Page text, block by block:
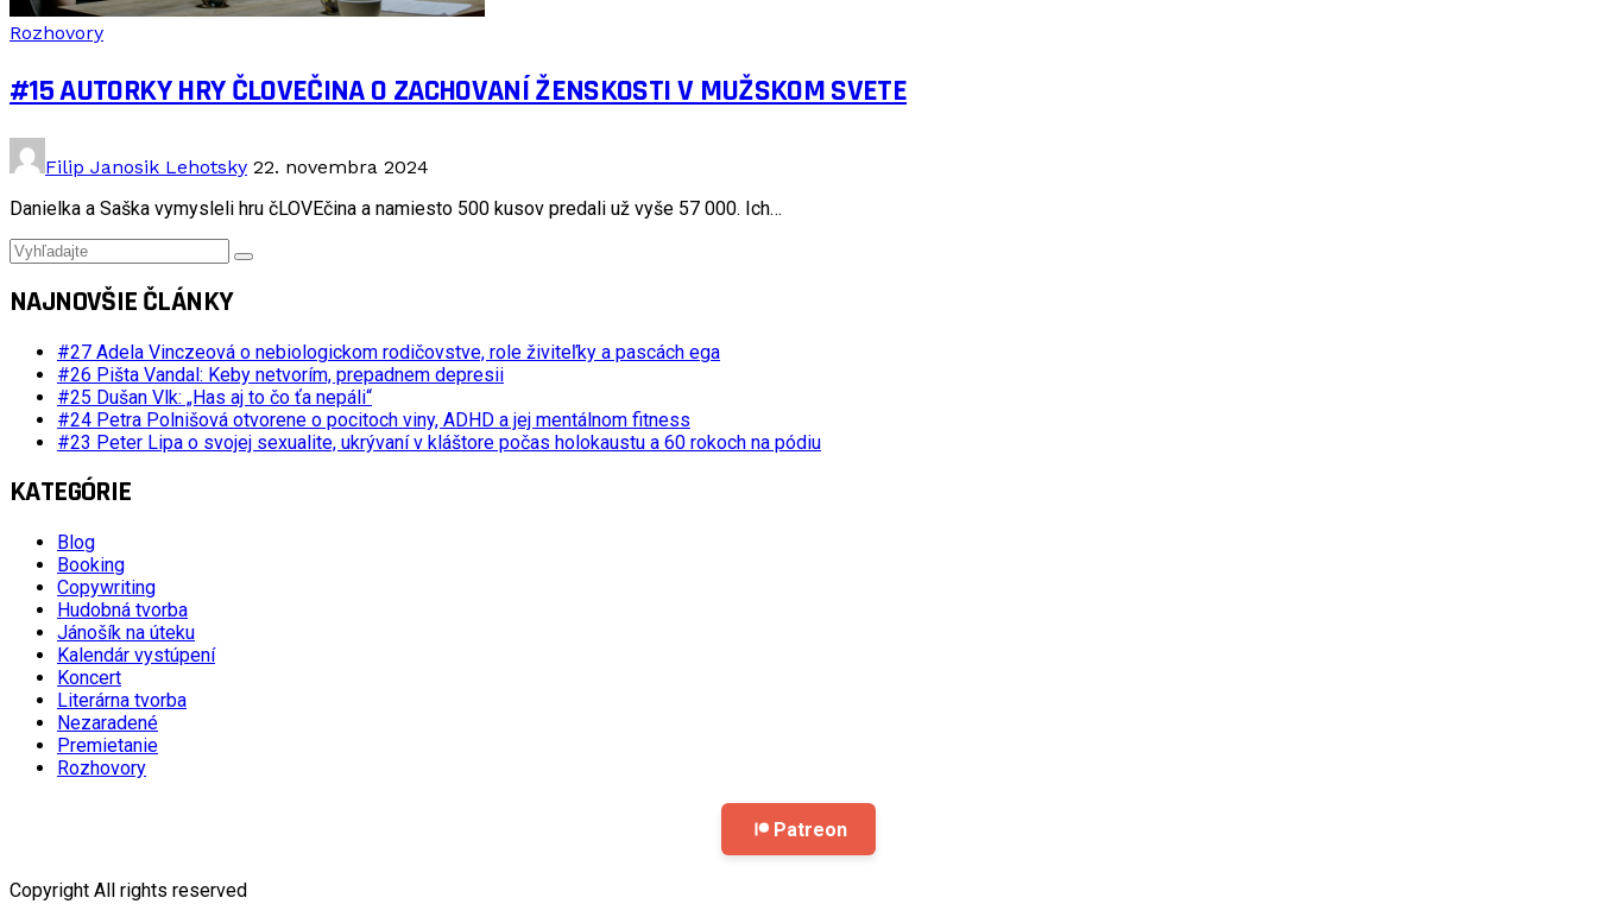
Rozhovory
#15 AUTORKY HRY ČLOVEČINA O ZACHOVANÍ ŽENSKOSTI V MUŽSKOM SVETE
Filip Janosik Lehotsky 22. novembra 2024
Danielka a Saška vymysleli hru čLOVEčina a namiesto 500 kusov predali už vyše 57 000. Ich…
NAJNOVŠIE ČLÁNKY
#27 Adela Vinczeová o nebiologickom rodičovstve, role živiteľky a pascách ega
#26 Pišta Vandal: Keby netvorím, prepadnem depresii
#25 Dušan Vlk: „Has aj to čo ťa nepáli“
#24 Petra Polnišová otvorene o pocitoch viny, ADHD a jej mentálnom fitness
#23 Peter Lipa o svojej sexualite, ukrývaní v kláštore počas holokaustu a 60 rokoch na pódiu
KATEGÓRIE
Blog
Booking
Copywriting
Hudobná tvorba
Jánošík na úteku
Kalendár vystúpení
Koncert
Literárna tvorba
Nezaradené
Premietanie
Rozhovory
Patreon
Copyright All rights reserved